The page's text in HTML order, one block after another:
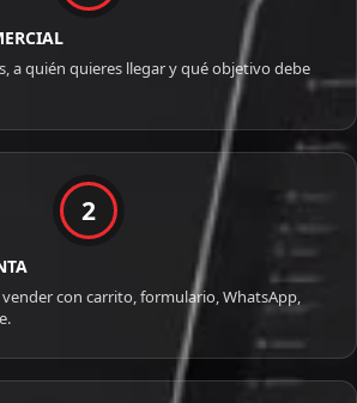
a quién quieres llegar y qué objetivo debe
2
con carrito, formulario, WhatsApp,